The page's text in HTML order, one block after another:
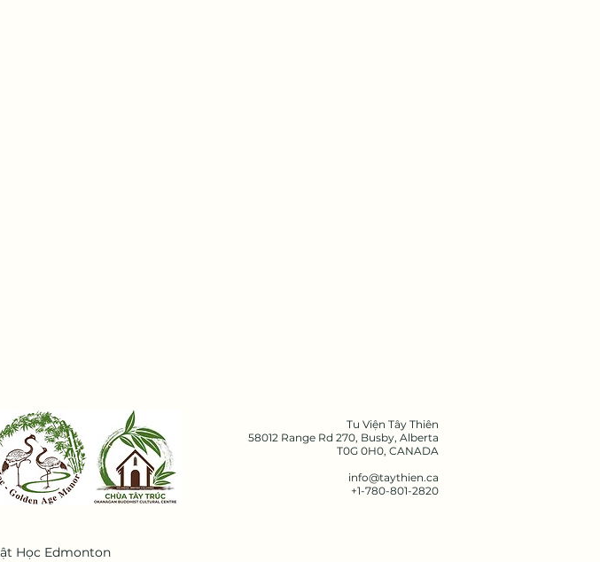
Tu Viện Tây Thiên
58012 Range Rd 270, Busby, Alberta
T0G 0H0, CANADA
info@taythien.ca
​+1-780-801-2820
Học Edmonton